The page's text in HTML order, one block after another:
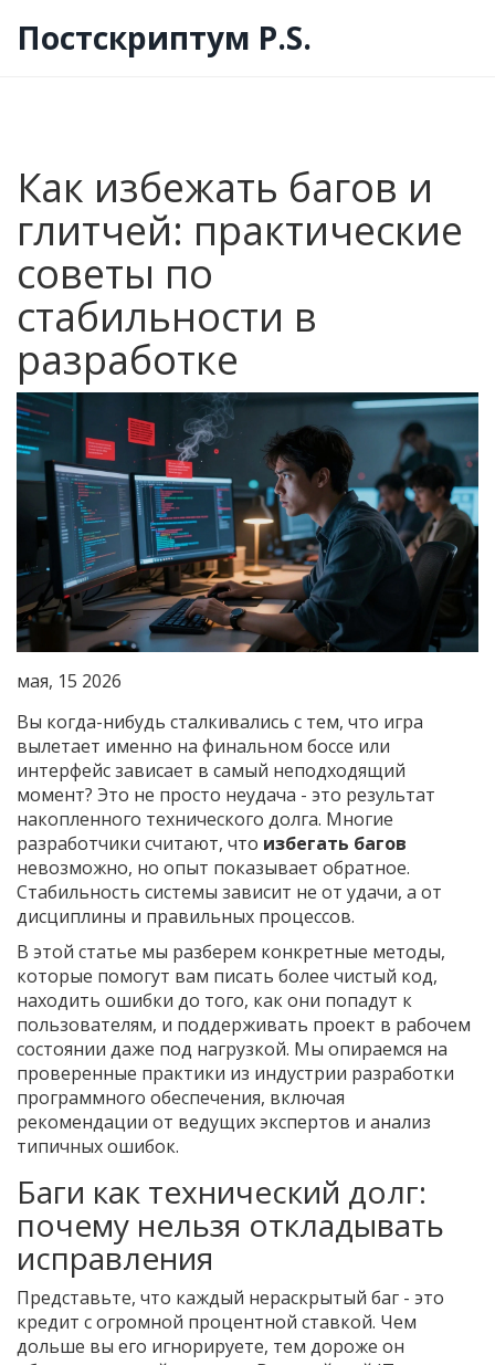
Постскриптум P.S.
Как избежать багов и
глитчей: практические
советы по
стабильности в
разработке
мая, 15 2026
Вы когда-нибудь сталкивались с тем, что игра
вылетает именно на финальном боссе или
интерфейс зависает в самый неподходящий
момент? Это не просто неудача - это результат
накопленного технического долга. Многие
разработчики считают, что избегать багов
невозможно, но опыт показывает обратное.
Стабильность системы зависит не от удачи, а от
дисциплины и правильных процессов.
В этой статье мы разберем конкретные методы,
которые помогут вам писать более чистый код,
находить ошибки до того, как они попадут к
пользователям, и поддерживать проект в рабочем
состоянии даже под нагрузкой. Мы опираемся на
проверенные практики из индустрии разработки
программного обеспечения, включая
рекомендации от ведущих экспертов и анализ
типичных ошибок.
Баги как технический долг:
почему нельзя откладывать
исправления
Представьте, что каждый нераскрытый баг - это
кредит с огромной процентной ставкой. Чем
дольше вы его игнорируете, тем дороже он